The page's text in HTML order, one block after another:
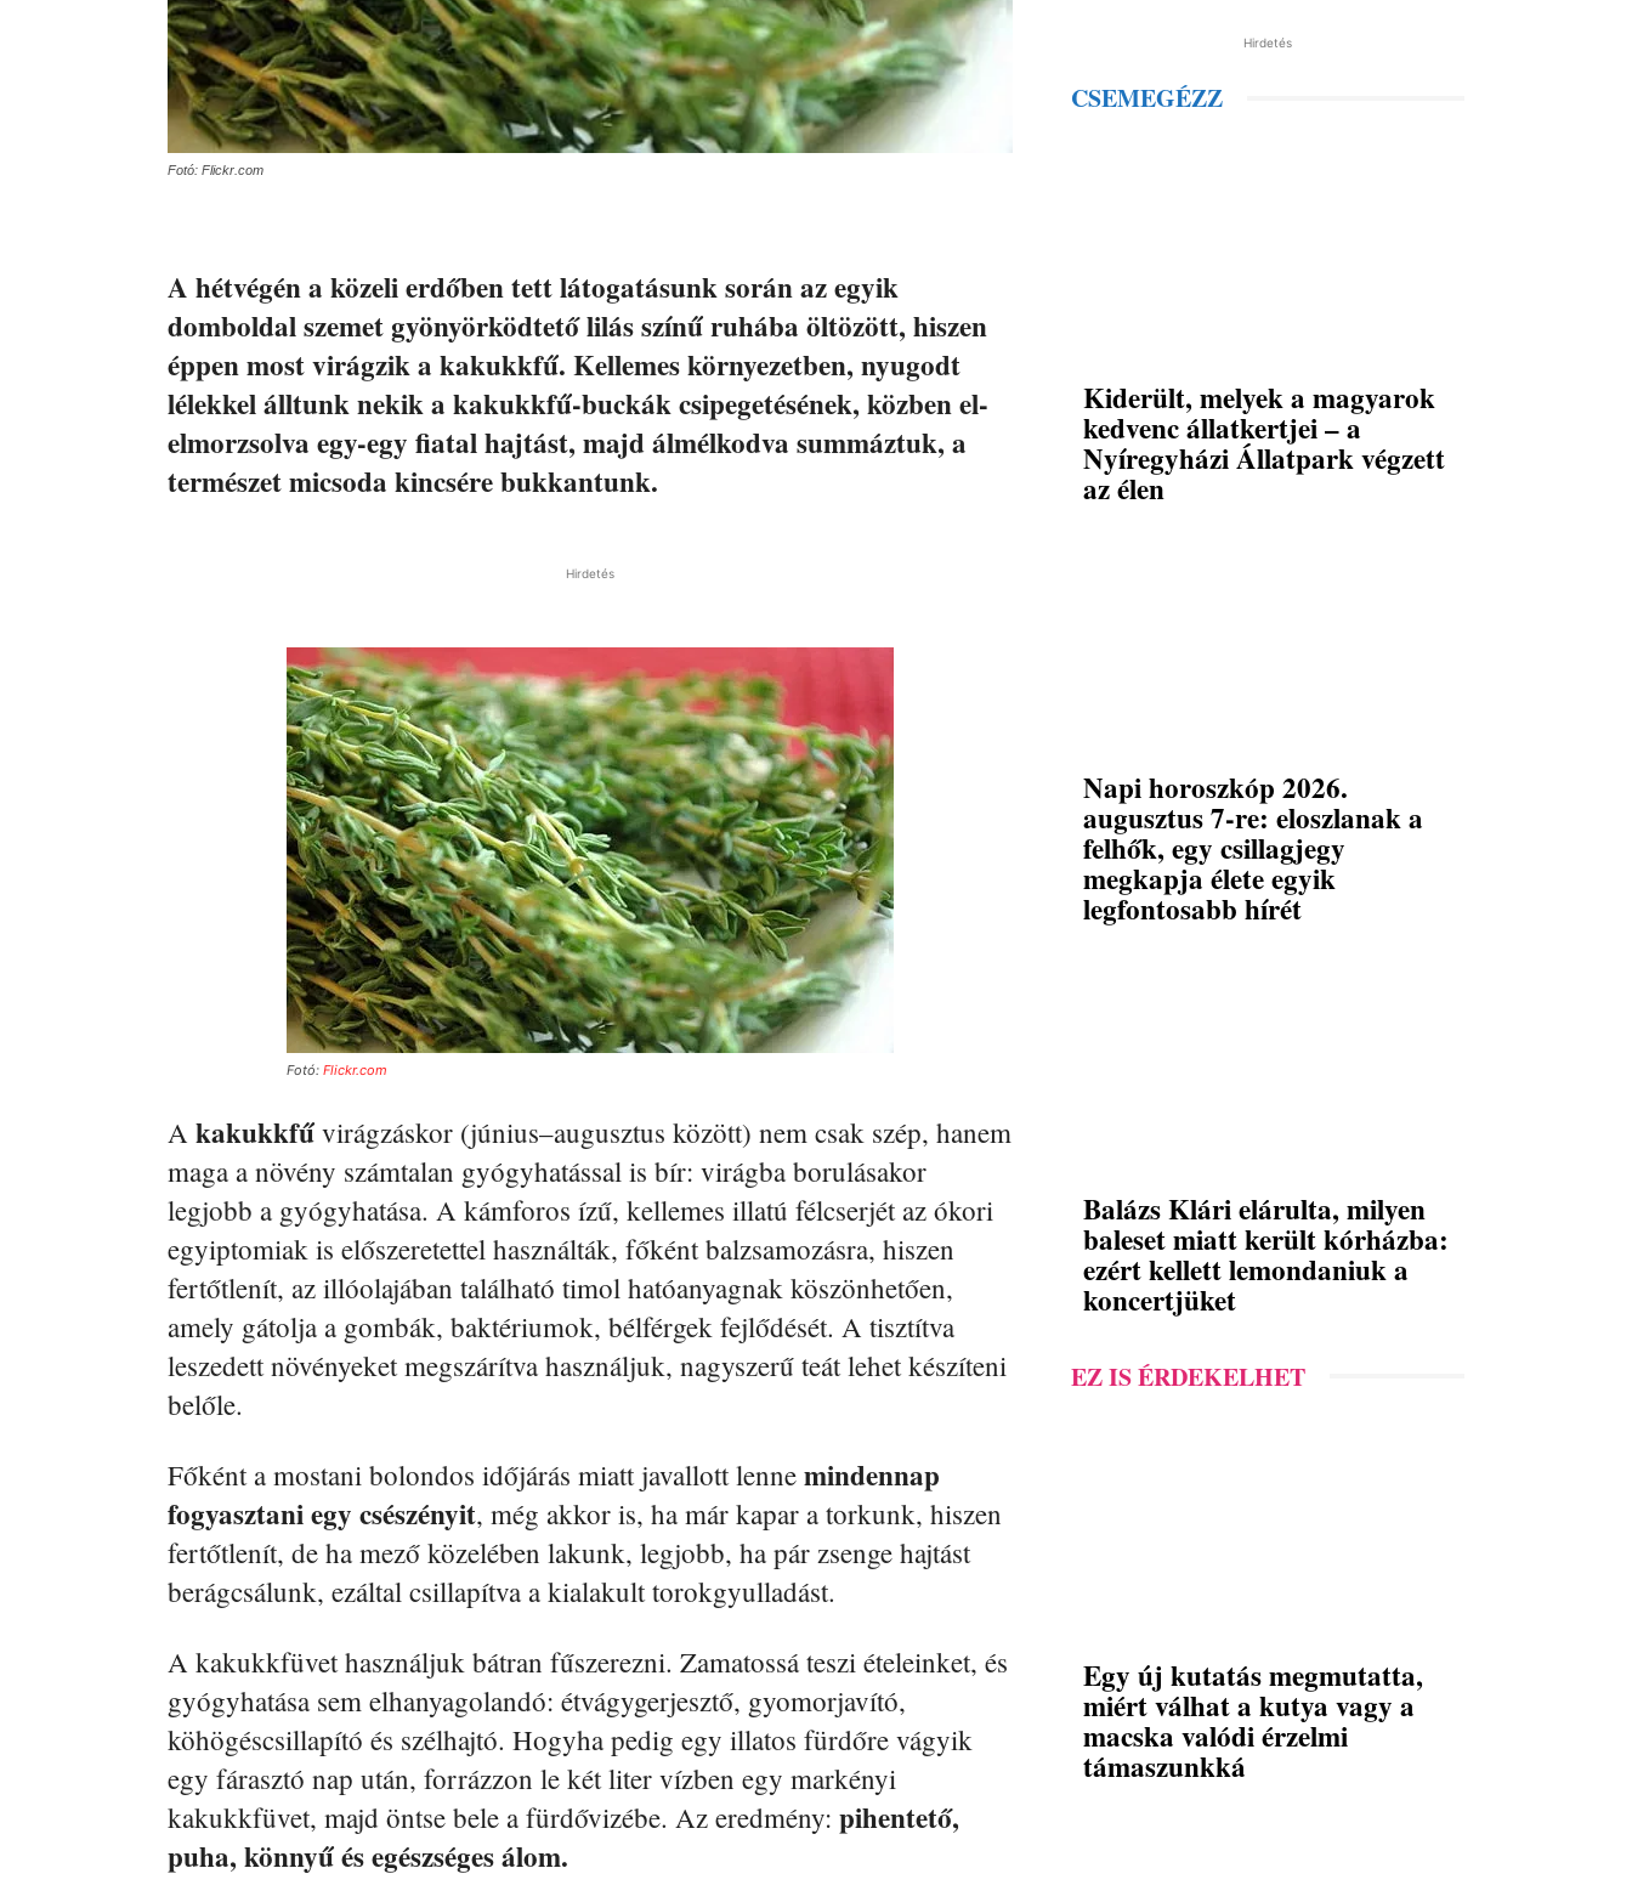
Fotó: Flickr.com
A hétvégén a közeli erdőben tett látogatásunk során az egyik
domboldal szemet gyönyörködtető lilás színű ruhába öltözött, hiszen
éppen most virágzik a kakukkfű. Kellemes környezetben, nyugodt
lélekkel álltunk nekik a kakukkfű-buckák csipegetésének, közben el-
elmorzsolva egy-egy fiatal hajtást, majd álmélkodva summáztuk, a
természet micsoda kincsére bukkantunk.
Hirdetés
Fotó: Flickr.com
A kakukkfű virágzáskor (június–augusztus között) nem csak szép, hanem
maga a növény számtalan gyógyhatással is bír: virágba borulásakor
legjobb a gyógyhatása. A kámforos ízű, kellemes illatú félcserjét az ókori
egyiptomiak is előszeretettel használták, főként balzsamozásra, hiszen
fertőtlenít, az illóolajában található timol hatóanyagnak köszönhetően,
amely gátolja a gombák, baktériumok, bélférgek fejlődését. A tisztítva
leszedett növényeket megszárítva használjuk, nagyszerű teát lehet készíteni
belőle.
Főként a mostani bolondos időjárás miatt javallott lenne mindennap
fogyasztani egy csészényit, még akkor is, ha már kapar a torkunk, hiszen
fertőtlenít, de ha mező közelében lakunk, legjobb, ha pár zsenge hajtást
berágcsálunk, ezáltal csillapítva a kialakult torokgyulladást.
A kakukkfüvet használjuk bátran fűszerezni. Zamatossá teszi ételeinket, és
gyógyhatása sem elhanyagolandó: étvágygerjesztő, gyomorjavító,
köhögéscsillapító és szélhajtó. Hogyha pedig egy illatos fürdőre vágyik
egy fárasztó nap után, forrázzon le két liter vízben egy markényi
kakukkfüvet, majd öntse bele a fürdővizébe. Az eredmény: pihentető,
puha, könnyű és egészséges álom.
Hirdetés
CSEMEGÉZZ
Kiderült, melyek a magyarok
kedvenc állatkertjei – a
Nyíregyházi Állatpark végzett
az élen
Napi horoszkóp 2026.
augusztus 7-re: eloszlanak a
felhők, egy csillagjegy
megkapja élete egyik
legfontosabb hírét
Balázs Klári elárulta, milyen
baleset miatt került kórházba:
ezért kellett lemondaniuk a
koncertjüket
EZ IS ÉRDEKELHET
Egy új kutatás megmutatta,
miért válhat a kutya vagy a
macska valódi érzelmi
támaszunkká